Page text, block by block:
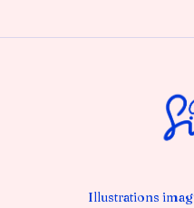
Illustrations